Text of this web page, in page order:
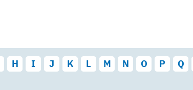
H I J K L M N O P Q